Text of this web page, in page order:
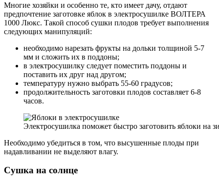
Многие хозяйки и особенно те, кто имеет дачу, отдают
предпочтение заготовке яблок в электросушилке ВОЛТЕРА
1000 Люкс. Такой способ сушки плодов требует выполнения
следующих манипуляций:
необходимо нарезать фрукты на дольки толщиной 5-7
мм и сложить их в поддоны;
в электросушилку следует поместить поддоны и
поставить их друг над другом;
температуру нужно выбрать 55-60 градусов;
продолжительность заготовки плодов составляет 6-8
часов.
Электросушилка поможет быстро заготовить яблоки на
Необходимо убедиться в том, что высушенные плоды при
надавливании не выделяют влагу.
Сушка на солнце